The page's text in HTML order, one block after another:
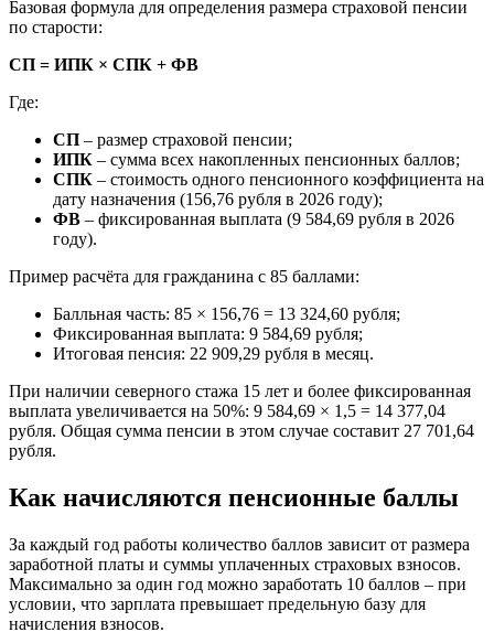
Базовая формула для определения размера страховой пенсии
по старости:
СП = ИПК × СПК + ФВ
Где:
СП – размер страховой пенсии;
ИПК – сумма всех накопленных пенсионных баллов;
СПК – стоимость одного пенсионного коэффициента на
дату назначения (156,76 рубля в 2026 году);
ФВ – фиксированная выплата (9 584,69 рубля в 2026
году).
Пример расчёта для гражданина с 85 баллами:
Балльная часть: 85 × 156,76 = 13 324,60 рубля;
Фиксированная выплата: 9 584,69 рубля;
Итоговая пенсия: 22 909,29 рубля в месяц.
При наличии северного стажа 15 лет и более фиксированная
выплата увеличивается на 50%: 9 584,69 × 1,5 = 14 377,04
рубля. Общая сумма пенсии в этом случае составит 27 701,64
рубля.
Как начисляются пенсионные баллы
За каждый год работы количество баллов зависит от размера
заработной платы и суммы уплаченных страховых взносов.
Максимально за один год можно заработать 10 баллов – при
условии, что зарплата превышает предельную базу для
начисления взносов.